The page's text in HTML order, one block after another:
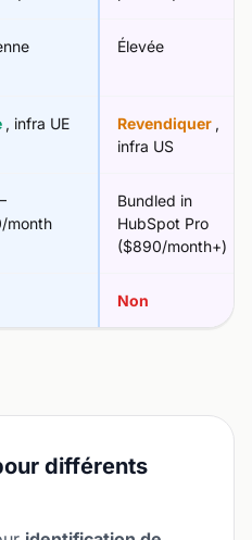
Élevée
, infra UE Revendiquer ,
infra US
month
Bundled in
HubSpot Pro
($890/month+)
Non
différents